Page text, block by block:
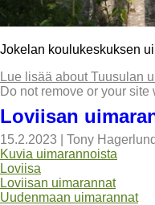
Jokelan koulukeskuksen
Lue lisää about Tuusulan
Do not remove or your site
Loviisan
15.2.2023
Tony Hagerlund
Kuvia uimarannoista
Loviisa
Loviisan uimarannat
Uudenmaan uimarannat